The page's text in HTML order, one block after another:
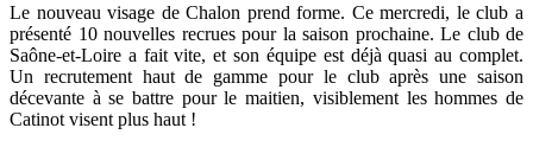
Le nouveau visage de Chalon prend forme. Ce mercredi, le club a
présenté 10 nouvelles recrues pour la saison prochaine. Le club de
Saône-et-Loire a fait vite, et son équipe est déjà quasi au complet.
Un recrutement haut de gamme pour le club après une saison
décevante à se battre pour le maitien, visiblement les hommes de
Catinot visent plus haut !